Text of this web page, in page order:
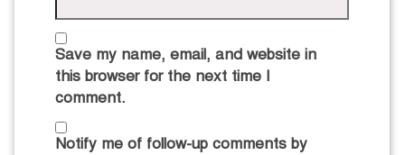
Save my name, email, and website in
this browser for the next time I
comment.
Notify me of follow-up comments by